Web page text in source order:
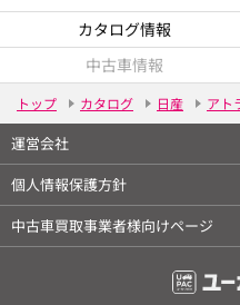
カタログ情報
中古車情報
トップ カタログ 日産 アト
運営会社
個人情報保護方針
中古車買取事業者様向けページ